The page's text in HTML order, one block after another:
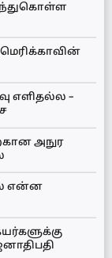
எளிதல்ல –
அநுர
என்ன